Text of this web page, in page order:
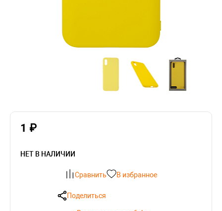
1 ₽
НЕТ В НАЛИЧИИ
Сравнить В избранное
Поделиться